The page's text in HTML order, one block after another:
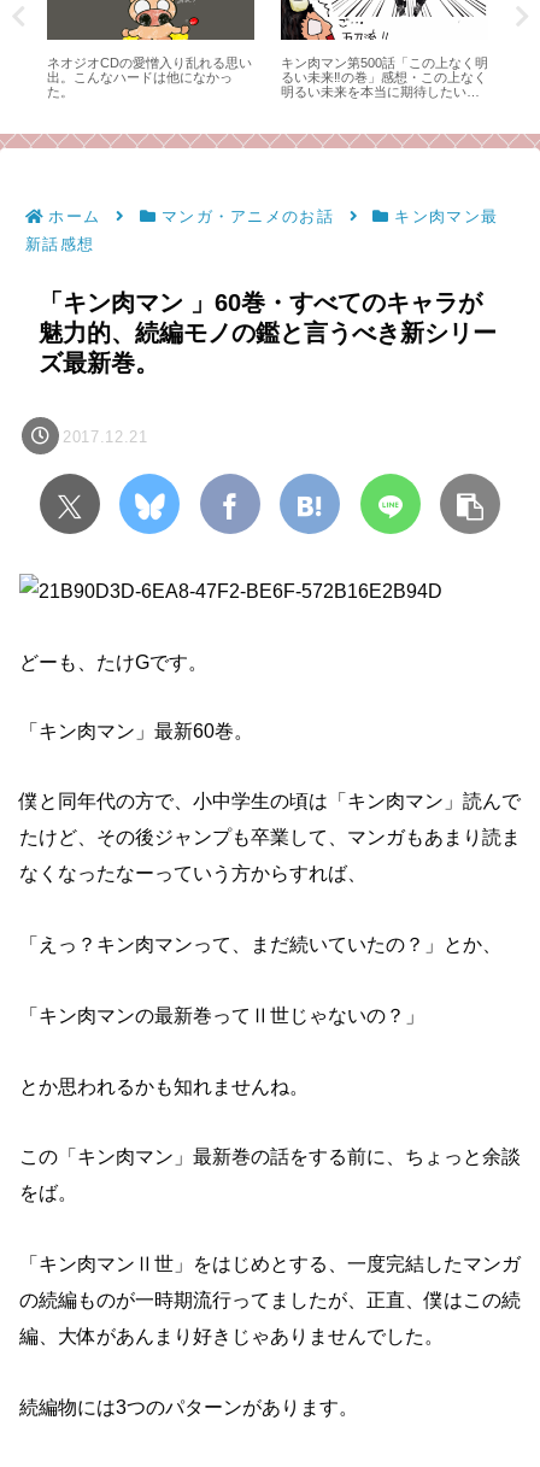
ネオジオCDの愛憎入り乱れる思い
出。こんなハードは他になかっ
た。
キン肉マン第500話「この上なく明
るい未来‼の巻」感想・この上なく
明るい未来を本当に期待したい、
ホーム マンガ・アニメのお話
キン肉マン最
新話感想
「キン肉マン 」60巻・すべてのキャラが
魅力的、続編モノの鑑と言うべき新シリー
ズ最新巻。
2017.12.21
どーも、たけGです。
「キン肉マン」最新60巻。
僕と同年代の方で、小中学生の頃は「キン肉マン」読んで
たけど、その後ジャンプも卒業して、マンガもあまり読ま
なくなったなーっていう方からすれば、
「えっ？キン肉マンって、まだ続いていたの？」とか、
「キン肉マンの最新巻ってⅡ世じゃないの？」
とか思われるかも知れませんね。
この「キン肉マン」最新巻の話をする前に、ちょっと余談
をば。
「キン肉マンⅡ世」をはじめとする、一度完結したマンガ
の続編ものが一時期流行ってましたが、正直、僕はこの続
編、大体があんまり好きじゃありませんでした。
続編物には3つのパターンがあります。